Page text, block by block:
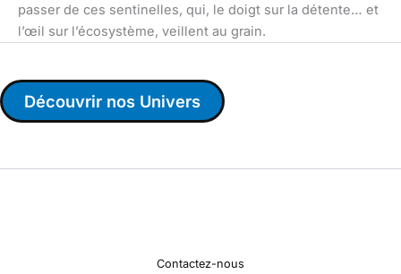
passer de ces sentinelles, qui, le doigt sur la détente… et
l’œil sur l’écosystème, veillent au grain.
Découvrir nos Univers
Contactez-nous